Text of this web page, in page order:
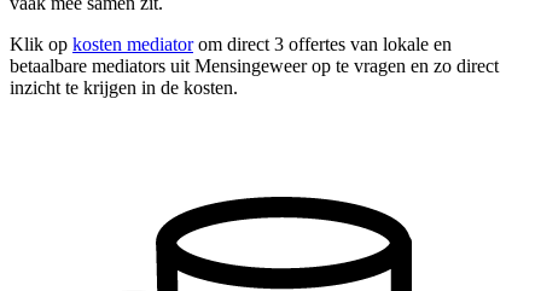
Klik op kosten mediatorom direct 3 offertes van lokale en
betaalbare mediators uit Mensingeweer op te vragen en zo direct
inzicht te krijgen in de kosten.